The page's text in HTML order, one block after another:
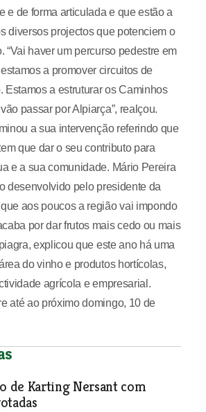
e de forma articulada e que estão a
diversos projectos que potenciem o
“Vai haver um percurso pedestre em
a promover circuitos de
Estamos a estruturar os Caminhos
passar por Alpiarça”, realçou.
a sua intervenção referindo que
que dar o seu contributo para
e a sua comunidade. Mário Pereira
desenvolvido pelo presidente da
aos poucos a região vai impondo
por dar frutos mais cedo ou mais
explicou que este ano há uma
do vinho e produtos hortícolas,
agrícola e empresarial.
até ao próximo domingo, 10 de
de Karting Nersant com